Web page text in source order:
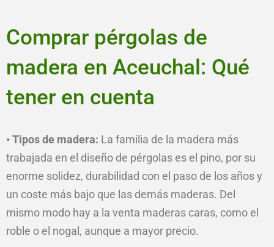
Comprar pérgolas de
madera en Aceuchal: Qué
tener en cuenta
• Tipos de madera: La familia de la madera más
trabajada en el diseño de pérgolas es el pino, por su
enorme solidez, durabilidad con el paso de los años y
un coste más bajo que las demás maderas. Del
mismo modo hay a la venta maderas caras, como el
roble o el nogal, aunque a mayor precio.